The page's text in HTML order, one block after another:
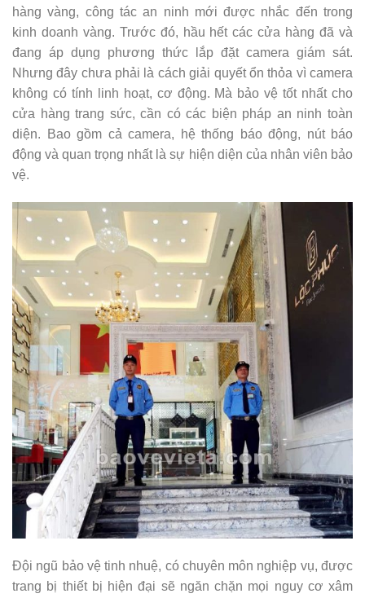
hàng vàng, công tác an ninh mới được nhắc đến trong
kinh doanh vàng. Trước đó, hầu hết các cửa hàng đã và
đang áp dụng phương thức lắp đặt camera giám sát.
Nhưng đây chưa phải là cách giải quyết ổn thỏa vì camera
không có tính linh hoạt, cơ động. Mà bảo vệ tốt nhất cho
cửa hàng trang sức, cần có các biện pháp an ninh toàn
diện. Bao gồm cả camera, hệ thống báo động, nút báo
động và quan trọng nhất là sự hiện diện của nhân viên bảo
vệ.
Đội ngũ bảo vệ tinh nhuệ, có chuyên môn nghiệp vụ, được
trang bị thiết bị hiện đại sẽ ngăn chặn mọi nguy cơ xâm